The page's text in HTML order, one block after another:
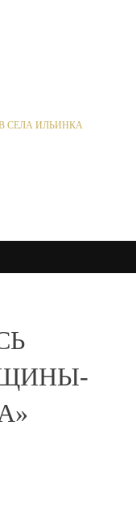
СЕЛА ИЛЬИНКА